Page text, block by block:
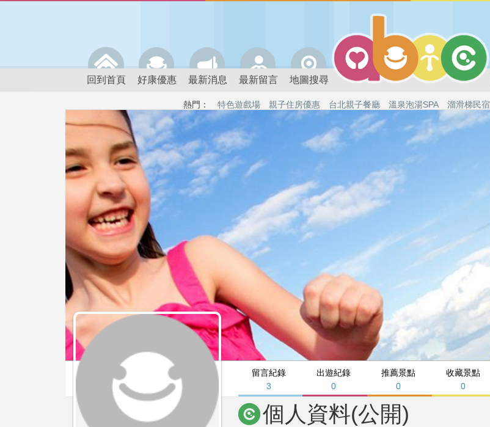
回到首頁 好康優惠 最新消息 最新留言 地圖搜尋
熱門： 特色遊戲場 親子住房優惠 台北親子餐廳 溫泉泡湯SPA 溜滑梯民宿
留言紀錄
3
出遊紀錄
0
推薦景點
0
收藏景點
0
個人資料(公開)